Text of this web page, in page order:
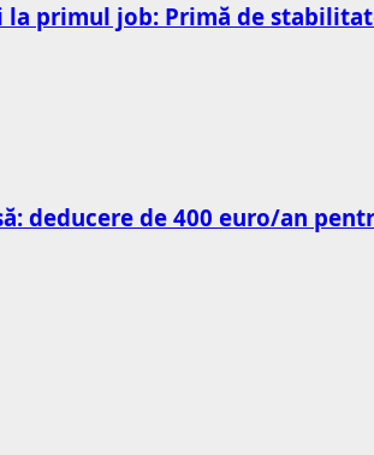
primul job: Primă de
deducere de 400 euro/an